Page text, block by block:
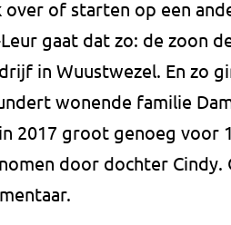
over of starten op een
gaat dat zo: de zoon
in Wuustwezel. En zo
wonende familie
2017 groot genoeg voor
door dochter Cindy.